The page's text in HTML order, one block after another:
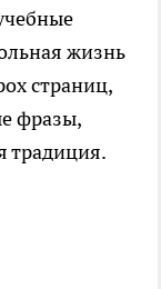
жизнь
страниц,
фразы,
традиция.